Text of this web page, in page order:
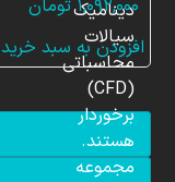
۱,۰۹۲,۰۰۰ تومان
افزودن به سبد خرید
دینامیک
سیالات
محاسباتی
(CFD)
برخوردار
هستند.
مجموعه